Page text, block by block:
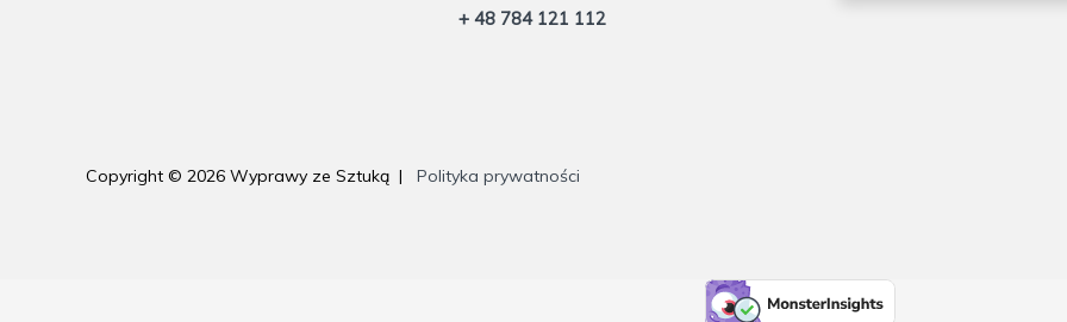
+ 48 784 121 112
Copyright © 2026 Wyprawy ze Sztuką | Polityka prywatności